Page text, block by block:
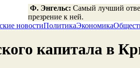
Ф. Энгельс: Самый лучший
презрение к ней.
новостиПолитикаЭкономика
капитала в